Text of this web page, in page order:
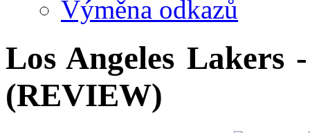
Výměna odkazů
Los Angeles Lakers
(REVIEW)